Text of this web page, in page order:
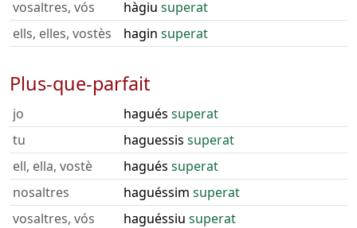
vosaltres, vós hàgiu superat
ells, elles, vostès
hagin superat
Plus-que-parfait
jo hagués superat
tu
haguessis superat
ell, ella, vostè
hagués superat
nosaltres
haguéssim superat
vosaltres, vós
haguéssiu superat